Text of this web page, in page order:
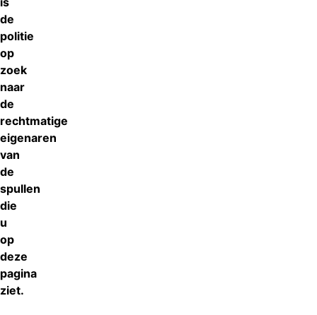
de
politie
op
zoek
naar
de
rechtmatige
eigenaren
van
de
spullen
die
u
op
deze
pagina
ziet.